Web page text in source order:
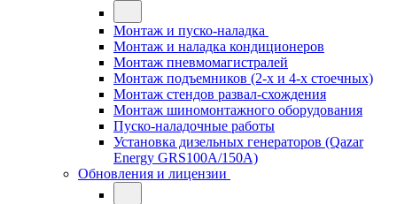
Монтаж и пуско-наладка
Монтаж и наладка кондиционеров
Монтаж пневмомагистралей
Монтаж подъемников (2-х и 4-х стоечных)
Монтаж стендов развал-схождения
Монтаж шиномонтажного оборудования
Пуско-наладочные работы
Установка дизельных генераторов (Qazar
Energy GRS100A/150A)
Обновления и лицензии